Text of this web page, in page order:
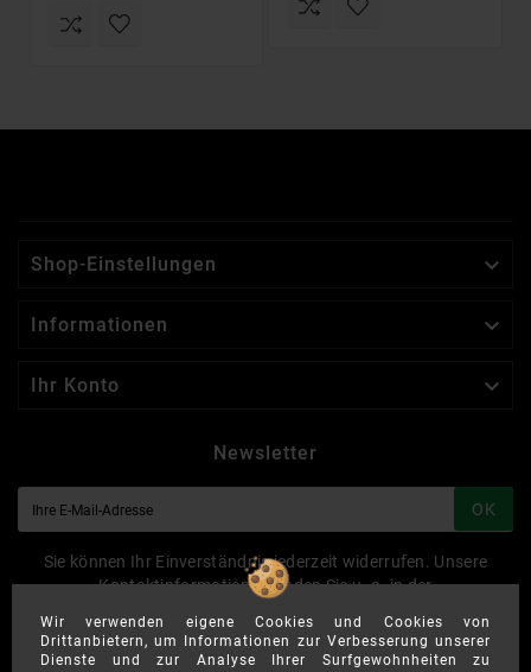
Wir verwenden eigene Cookies und Cookies von
Drittanbietern, um Informationen zur Verbesserung unserer
Dienste und zur Analyse Ihrer Surfgewohnheiten zu
Shop-Einstellungen 
Informationen 
Ihr Konto 
Newsletter
OK
Sie können Ihr Einverständnis jederzeit widerrufen. Unsere
Kontaktinformationen finden Sie u. a. in der